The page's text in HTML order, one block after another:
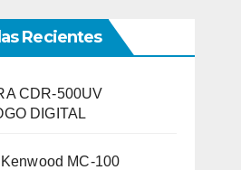
Recientes
CDR-500UV
DIGITAL
MC-100